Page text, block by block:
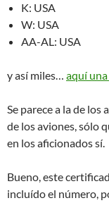
K: USA
W: USA
AA-AL: USA
y así miles… aquí
Se parece a la de
de los aviones, sólo
en los aficionados sí.
Bueno, este
incluído el número,